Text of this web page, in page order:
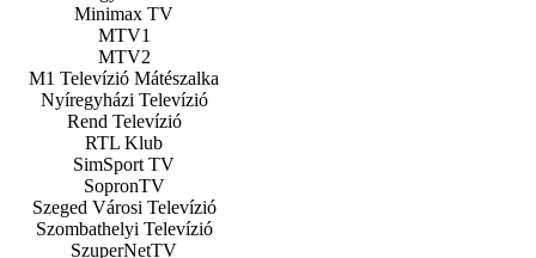
Minimax TV
MTV1
MTV2
M1 Televízió Mátészalka
Nyíregyházi Televízió
Rend Televízió
RTL Klub
SimSport TV
SopronTV
Szeged Városi Televízió
Szombathelyi Televízió
SzuperNetTV